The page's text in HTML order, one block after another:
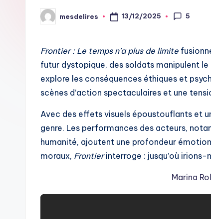
Posted
by
mesdelires 13/12/2025 5
Frontier : Le temps n’a plus de limite
futur dystopique, des soldats manipulent
explore les conséquences éthiques et
scènes d’action spectaculaires et une
Avec des effets visuels époustouflants et
genre. Les performances des acteurs,
humanité, ajoutent une profondeur
moraux, Frontierinterroge : jusqu’où irions-
Marina